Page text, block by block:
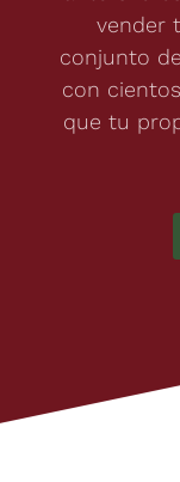
vender
conjunto
con
que tu